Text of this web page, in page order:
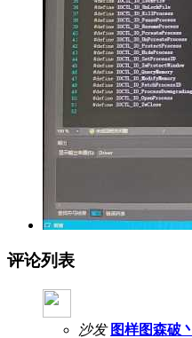
评论列表
沙发 图样图森破丶